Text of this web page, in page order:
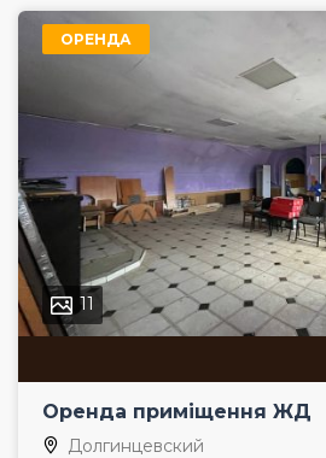
ОРЕНДА
11
Оренда приміщення ЖД
Долгинцевский